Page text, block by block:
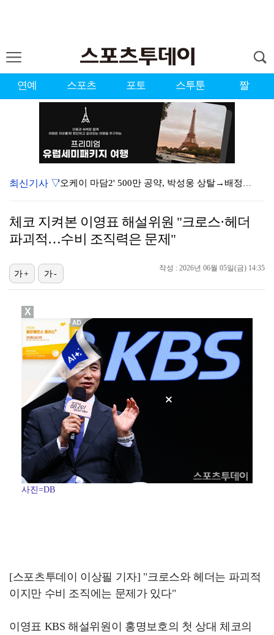
연예 스포츠 포토 스투툰 짤
'오케이 마담2' 500만 공약, 박성웅 상탈→배정남은…
"군 복무 끝나고 다시 모일 것" 스트레이 키즈, 성적…
김혜성, 마이너리그 트리플A서 4경기 연속 무안타 침묵…
'나솔' 24기 옥순, 출연료 미지급 폭로 "1년 넘게…
최신기사 ▽
체코 지켜본 이영표 해설위원 "크로스·헤더
파괴적…수비 조직력은 문제"
작성 : 2026년 06월 05일(금) 14:35
가+ 가-
사진=DB
[스포츠투데이 이상필 기자] "크로스와 헤더는 파괴적
이지만 수비 조직에는 문제가 있다"
이영표 KBS 해설위원이 홍명보호의 첫 상대 체코의
X